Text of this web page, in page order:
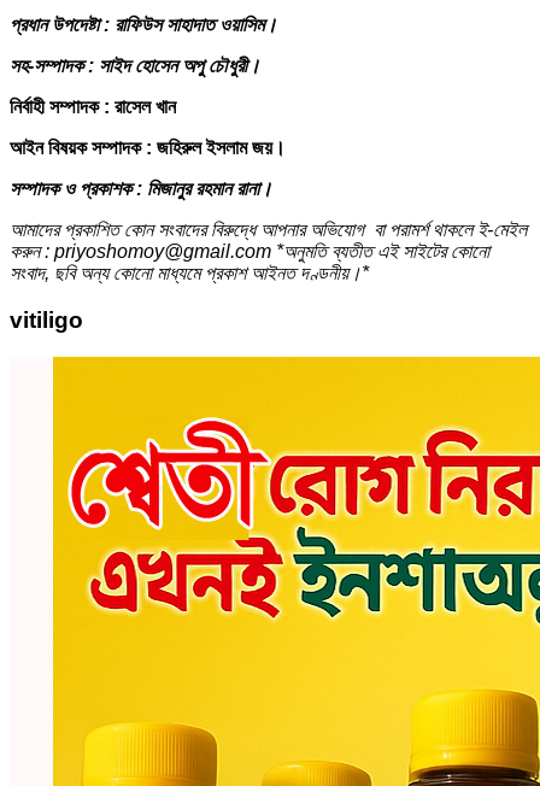
প্রধান উপদেষ্টা : রাফিউস সাহাদাত ওয়াসিম।
সহ-সম্পাদক : সাইদ হোসেন অপু চৌধুরী।
নির্বাহী সম্পাদক : রাসেল খান
আইন বিষয়ক সম্পাদক : জহিরুল ইসলাম জয়।
সম্পাদক ও প্রকাশক : মিজানুর রহমান রানা।
আমাদের প্রকাশিত কোন সংবাদের বিরুদ্ধে আপনার অভিযোগ বা পরামর্শ থাকলে ই-মেইল
করুন : priyoshomoy@gmail.com *অনুমতি ব্যতীত এই সাইটের কোনো
সংবাদ, ছবি অন্য কোনো মাধ্যমে প্রকাশ আইনত দণ্ডনীয়।*
vitiligo